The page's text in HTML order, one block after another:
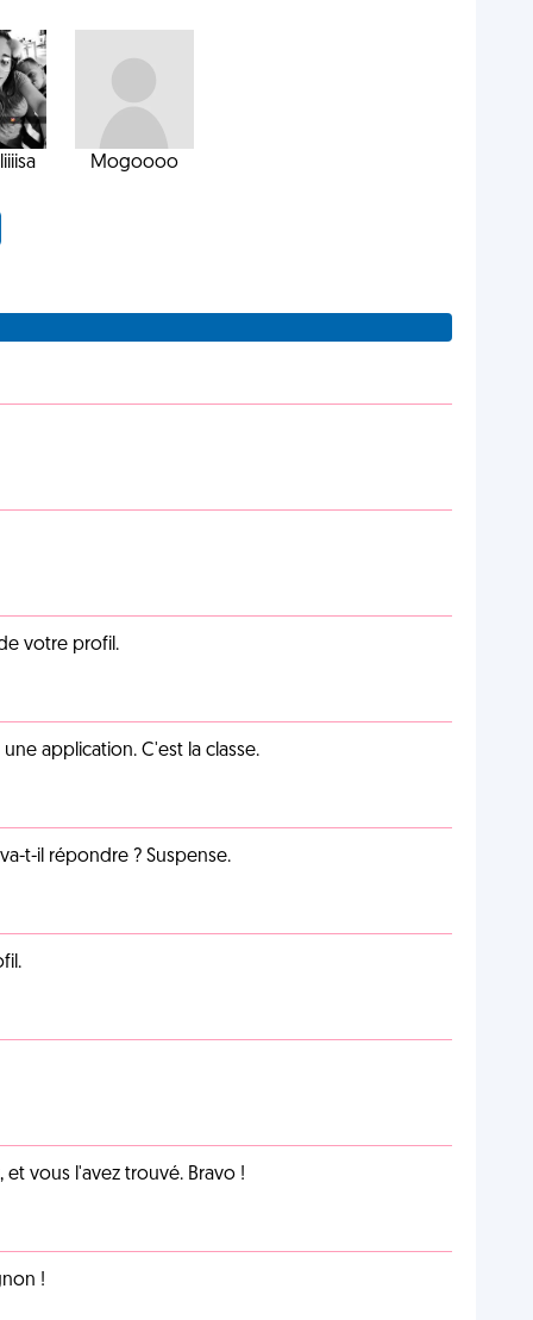
Mogoooo
votre profil.
application. C'est la classe.
t-il répondre ? Suspense.
vous l'avez trouvé. Bravo !
!